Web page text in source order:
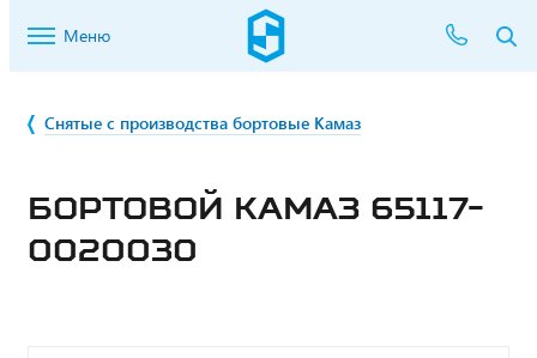
Меню
Снятые с производства бортовые Камаз
БОРТОВОЙ КАМАЗ 65117-
0020030